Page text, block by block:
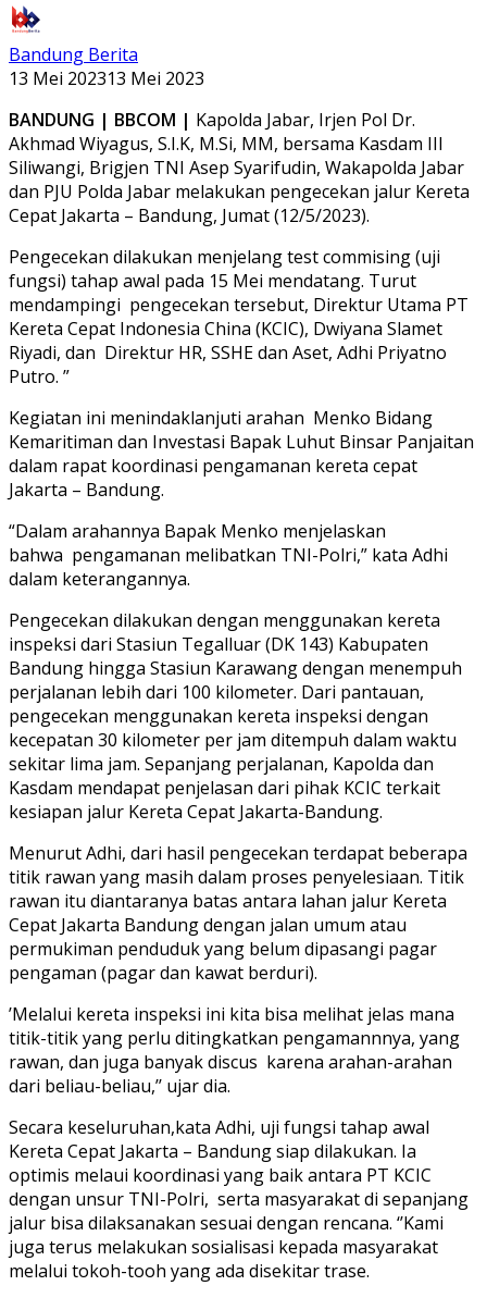
Bandung Berita
13 Mei 202313 Mei 2023
BANDUNG | BBCOM | Kapolda Jabar, Irjen Pol Dr.
Akhmad Wiyagus, S.I.K, M.Si, MM, bersama Kasdam III
Siliwangi, Brigjen TNI Asep Syarifudin, Wakapolda Jabar
dan PJU Polda Jabar melakukan pengecekan jalur Kereta
Cepat Jakarta – Bandung, Jumat (12/5/2023).
Pengecekan dilakukan menjelang test commising (uji
fungsi) tahap awal pada 15 Mei mendatang. Turut
mendampingi pengecekan tersebut, Direktur Utama PT
Kereta Cepat Indonesia China (KCIC), Dwiyana Slamet
Riyadi, dan Direktur HR, SSHE dan Aset, Adhi Priyatno
Putro. ”
Kegiatan ini menindaklanjuti arahan Menko Bidang
Kemaritiman dan Investasi Bapak Luhut Binsar Panjaitan
dalam rapat koordinasi pengamanan kereta cepat
Jakarta – Bandung.
“Dalam arahannya Bapak Menko menjelaskan
bahwa pengamanan melibatkan TNI-Polri,” kata Adhi
dalam keterangannya.
Pengecekan dilakukan dengan menggunakan kereta
inspeksi dari Stasiun Tegalluar (DK 143) Kabupaten
Bandung hingga Stasiun Karawang dengan menempuh
perjalanan lebih dari 100 kilometer. Dari pantauan,
pengecekan menggunakan kereta inspeksi dengan
kecepatan 30 kilometer per jam ditempuh dalam waktu
sekitar lima jam. Sepanjang perjalanan, Kapolda dan
Kasdam mendapat penjelasan dari pihak KCIC terkait
kesiapan jalur Kereta Cepat Jakarta-Bandung.
Menurut Adhi, dari hasil pengecekan terdapat beberapa
titik rawan yang masih dalam proses penyelesiaan. Titik
rawan itu diantaranya batas antara lahan jalur Kereta
Cepat Jakarta Bandung dengan jalan umum atau
permukiman penduduk yang belum dipasangi pagar
pengaman (pagar dan kawat berduri).
’Melalui kereta inspeksi ini kita bisa melihat jelas mana
titik-titik yang perlu ditingkatkan pengamannnya, yang
rawan, dan juga banyak discus karena arahan-arahan
dari beliau-beliau,’’ ujar dia.
Secara keseluruhan,kata Adhi, uji fungsi tahap awal
Kereta Cepat Jakarta – Bandung siap dilakukan. Ia
optimis melaui koordinasi yang baik antara PT KCIC
dengan unsur TNI-Polri, serta masyarakat di sepanjang
jalur bisa dilaksanakan sesuai dengan rencana. ‘’Kami
juga terus melakukan sosialisasi kepada masyarakat
melalui tokoh-tooh yang ada disekitar trase.